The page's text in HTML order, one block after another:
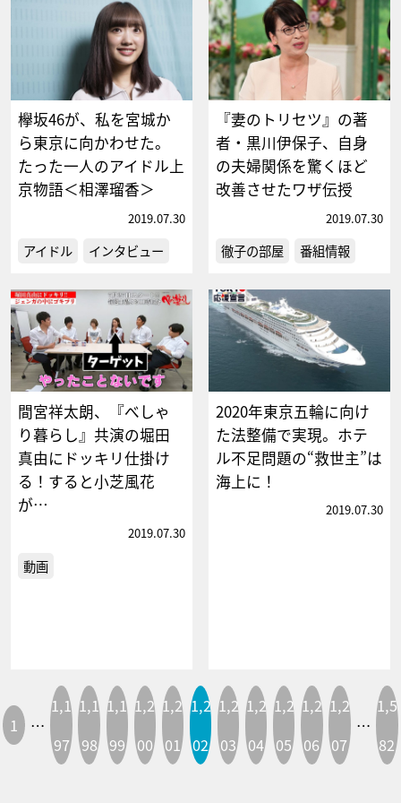
欅坂46が、私を宮城か
ら東京に向かわせた。
たった一人のアイドル上
京物語＜相澤瑠香＞
2019.07.30
アイドル インタビュー
『妻のトリセツ』の著
者・黒川伊保子、自身
の夫婦関係を驚くほど
改善させたワザ伝授
2019.07.30
徹子の部屋 番組情報
間宮祥太朗、『べしゃ
り暮らし』共演の堀田
真由にドッキリ仕掛け
る！すると小芝風花
が…
2019.07.30
動画
2020年東京五輪に向け
た法整備で実現。ホテ
ル不足問題の“救世主”は
海上に！
2019.07.30
1 …
1,1
97
1,1
98
1,1
99
1,2
00
1,2
01
1,2
02
1,2
03
1,2
04
1,2
05
1,2
06
1,2
07
…
1,5
82